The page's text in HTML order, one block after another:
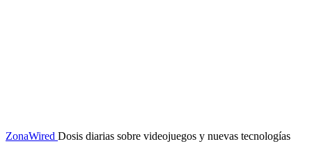
ZonaWired Dosis diarias sobre videojuegos y nuevas tecnologías